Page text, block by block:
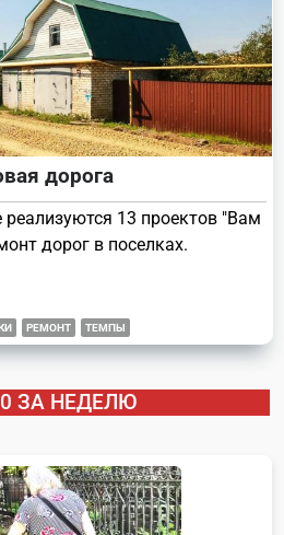
дорога
13 проектов "Вам
дорог в поселках.
РЕМОНТ ТЕМПЫ
ЗА НЕДЕЛЮ